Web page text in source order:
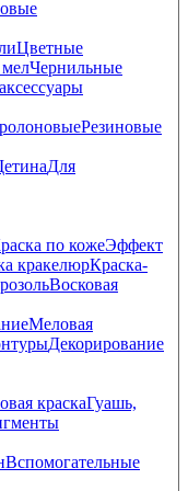
Цветные
мелЧернильные
Резиновые
Для
по кожеЭффект
кракелюрКраска-
Восковая
Меловая
Декорирование
краскаГуашь,
Вспомогательные